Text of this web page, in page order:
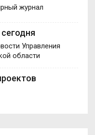
журнал
Управления
области